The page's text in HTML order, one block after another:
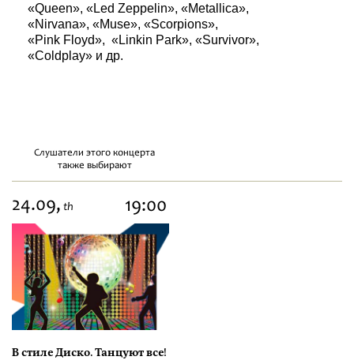
«Queen», «Led Zeppelin», «Metallica»,
«Nirvana», «Muse», «Scorpions»,
«Pink Floyd», «Linkin Park», «Survivor»,
«Coldplay» и др.
Слушатели этого концерта
также выбирают
24.09, th 19:00
В стиле Диско. Танцуют все!